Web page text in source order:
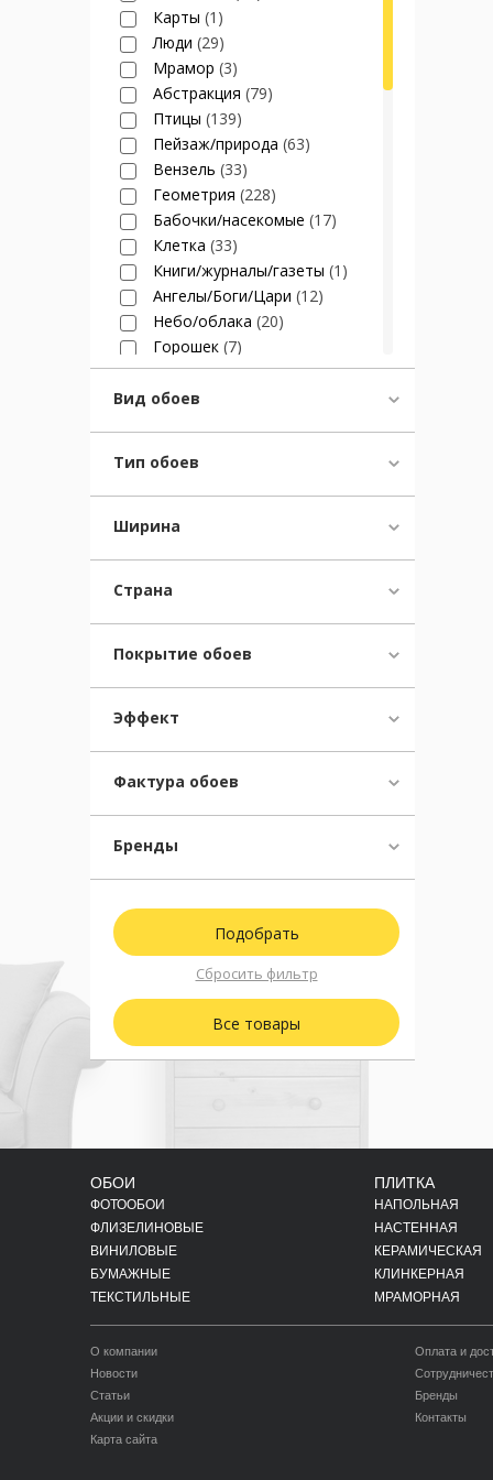
Карты (1)
Люди (29)
Мрамор (3)
Абстракция (79)
Птицы (139)
Пейзаж/природа (63)
Вензель (33)
Геометрия (228)
Бабочки/насекомые (17)
Клетка (33)
Книги/журналы/газеты (1)
Ангелы/Боги/Цари (12)
Небо/облака (20)
Горошек (7)
Спорт(3)
Елочка
Бантики
Арабеска(4)
Плетенка
Восточные узоры
Предметы интерьера(11)
Королевская лилия/Геральдика
Бижутерия
Другие узоры(233)
Животные принты
Орнаментальные узоры
Вид обоев
Тип обоев
Ширина
Страна
Покрытие обоев
Эффект
Фактура обоев
Бренды
Сбросить фильтр
Все товары
ОБОИ
ФОТООБОИ
ФЛИЗЕЛИНОВЫЕ
ВИНИЛОВЫЕ
БУМАЖНЫЕ
ТЕКСТИЛЬНЫЕ
ПЛИТКА
НАПОЛЬНАЯ
НАСТЕННАЯ
КЕРАМИЧЕСКАЯ
КЛИНКЕРНАЯ
МРАМОРНАЯ
О компании
Новости
Статьи
Акции и скидки
Карта сайта
Оплата и
Бренды
Контакты